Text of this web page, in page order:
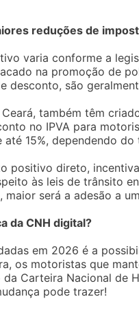
reduções de
varia conforme a
na promoção de
desconto, são
também têm
no IPVA para
15%, dependendo
positivo direto,
às leis de trânsito
maior será a adesão a
da CNH digital?
em 2026 é a
os motoristas que
Carteira Nacional de
pode trazer!